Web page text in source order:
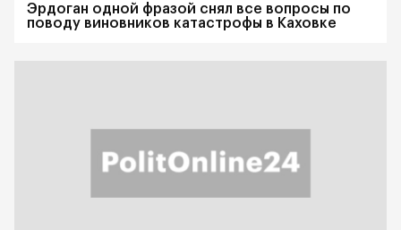
Эрдоган одной фразой снял все вопросы по
поводу виновников катастрофы в Каховке